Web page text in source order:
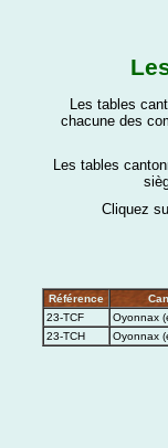
Les tables
chacune des
Les tables
Cliquez
Référence
23-TCF
Oyonnax
23-TCH
Oyonnax